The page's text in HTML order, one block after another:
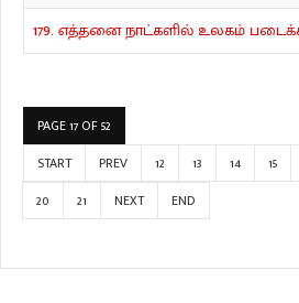
179. எத்தனை நாட்களில் உலகம்
PAGE 17 OF 52
START
PREV 12 13 14 15
20
21 NEXT END